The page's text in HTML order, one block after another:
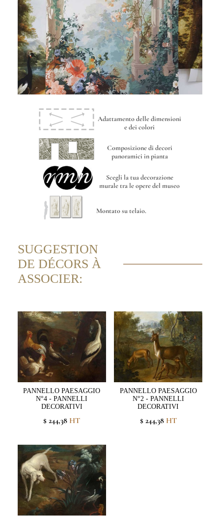
Adattamento delle dimensioni
e dei colori
Composizione di decori
panoramici in pianta
Scegli la tua decorazione
murale tra le opere del museo
Montato su telaio.
SUGGESTION
DE DÉCORS À
ASSOCIER:
PANNELLO PAESAGGIO
N°4 - PANNELLI
DECORATIVI
$ 244,38 HT
PANNELLO PAESAGGIO
N°2 - PANNELLI
DECORATIVI
$ 244,38HT